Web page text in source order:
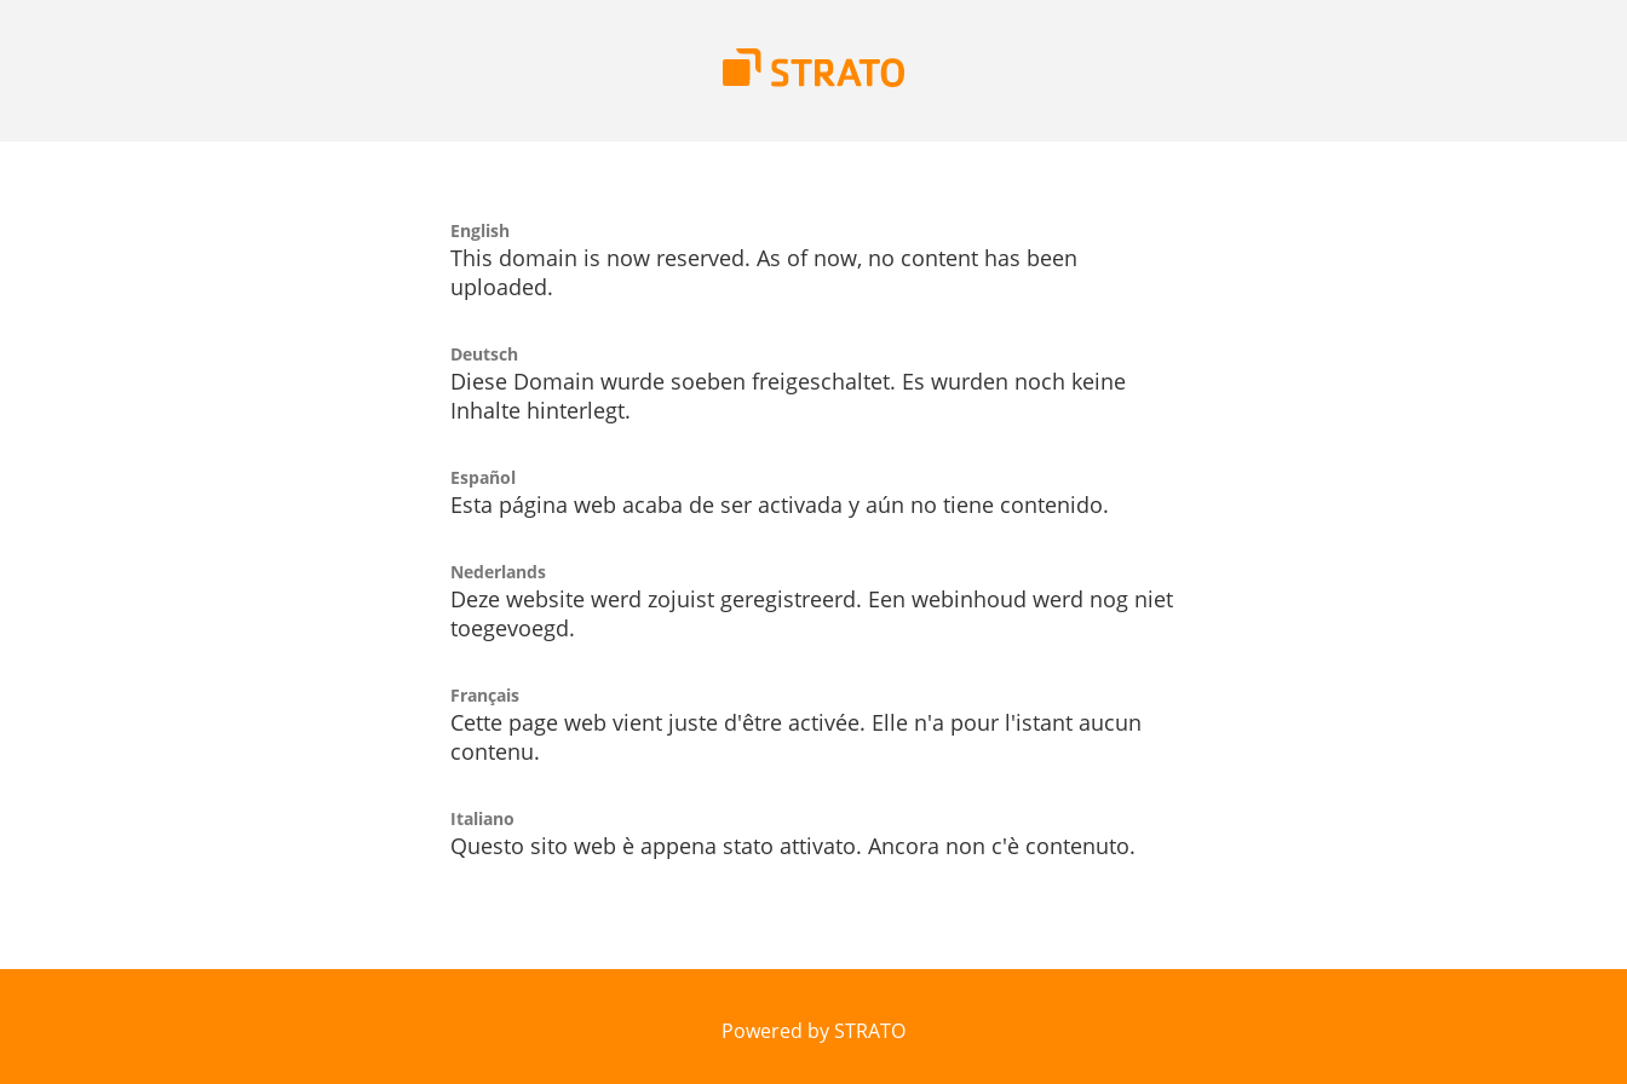
English
This domain is now reserved. As of now, no content has been
uploaded.
Deutsch
Diese Domain wurde soeben freigeschaltet. Es wurden noch keine
Inhalte hinterlegt.
Español
Esta página web acaba de ser activada y aún no tiene contenido.
Nederlands
Deze website werd zojuist geregistreerd. Een webinhoud werd nog niet
toegevoegd.
Français
Cette page web vient juste d'être activée. Elle n'a pour l'istant aucun
contenu.
Italiano
Questo sito web è appena stato attivato. Ancora non c'è contenuto.
Powered by STRATO